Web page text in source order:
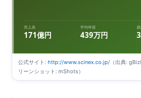
売上高
171億円
平均年収
439万円
公式サイト: http://www.scinex.co.jp/ （出典:
リーンショット: mShots）